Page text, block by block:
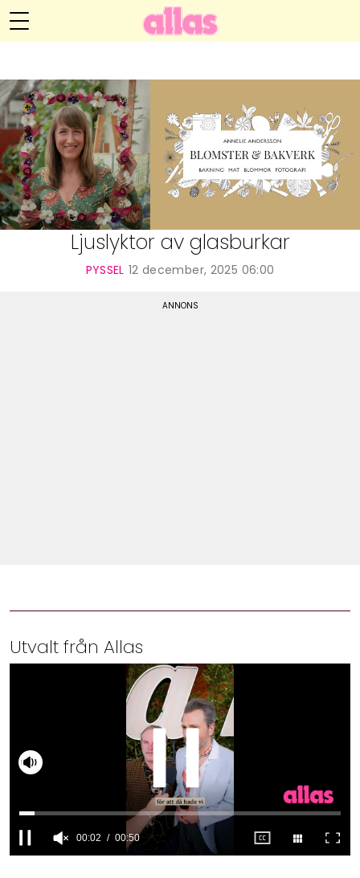
Hälsa
Relationer
Handarbete
Annelie Anderssons blogg
Hem
Om Annelie
Kategorier
Arkiv
Webshop
Ljuslyktor av glasburkar
PYSSEL 12 december, 2025 06:00
Utvalt från Allas